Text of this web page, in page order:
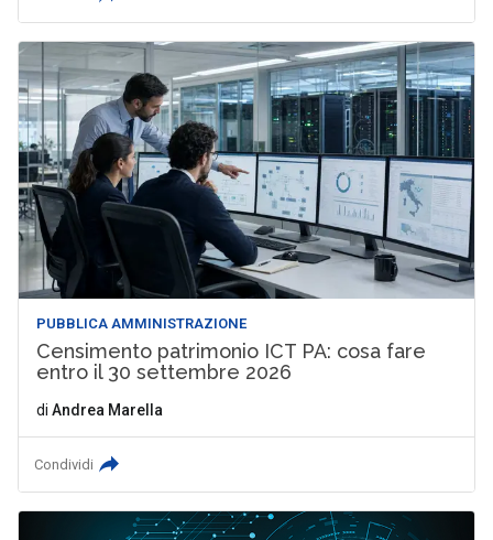
PUBBLICA AMMINISTRAZIONE
Censimento patrimonio ICT PA: cosa fare
entro il 30 settembre 2026
di Andrea Marella
Condividi